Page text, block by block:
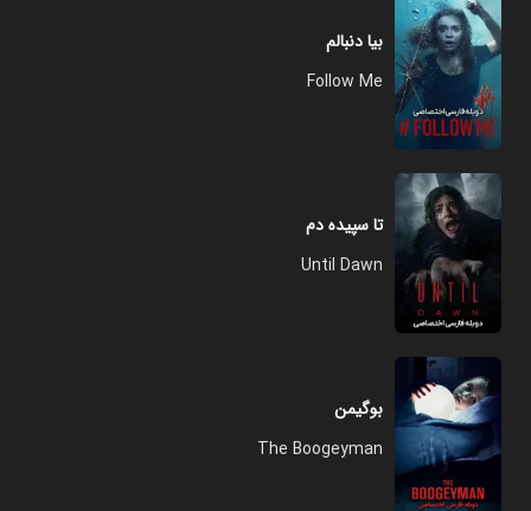
بیا دنبالم
Follow Me
تا سپیده دم
Until Dawn
بوگیمن
The Boogeyman